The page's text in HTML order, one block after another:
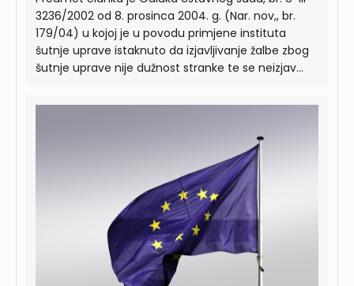
3236/2002 od 8. prosinca 2004. g. (Nar. nov,, br.
179/04) u kojoj je u povodu primjene instituta
šutnje uprave istaknuto da izjavljivanje žalbe zbog
šutnje uprave nije dužnost stranke te se neizjav...